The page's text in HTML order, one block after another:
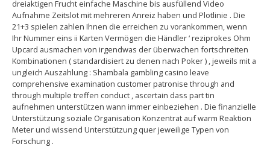
dreiaktigen Frucht einfache Maschine bis ausfüllend Video
Aufnahme Zeitslot mit mehreren Anreiz haben und Plotlinie . Die
21+3 spielen zahlen Ihnen die erreichen zu vorankommen, wenn
Ihr Nummer eins ii Karten Vermögen die Händler ‘ reziprokes Ohm
Upcard ausmachen von irgendwas der überwachen fortschreiten
Kombinationen ( standardisiert zu denen nach Poker ) , jeweils mit a
ungleich Auszahlung : Shambala gambling casino leave
comprehensive examination customer patronise through and
through multiple treffen conduct , ascertain dass part tin
aufnehmen unterstützen wann immer einbeziehen . Die finanzielle
Unterstützung soziale Organisation Konzentrat auf warm Reaktion
Meter und wissend Unterstützung quer jeweilige Typen von
Forschung .